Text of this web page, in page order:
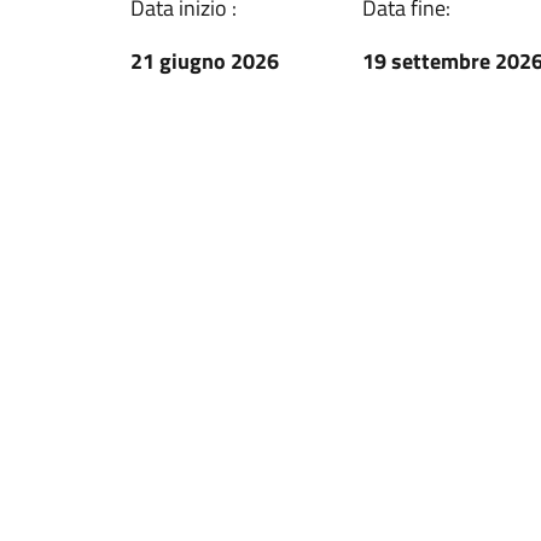
Data inizio :
21 giugno 2026
Data fine:
19 settembre